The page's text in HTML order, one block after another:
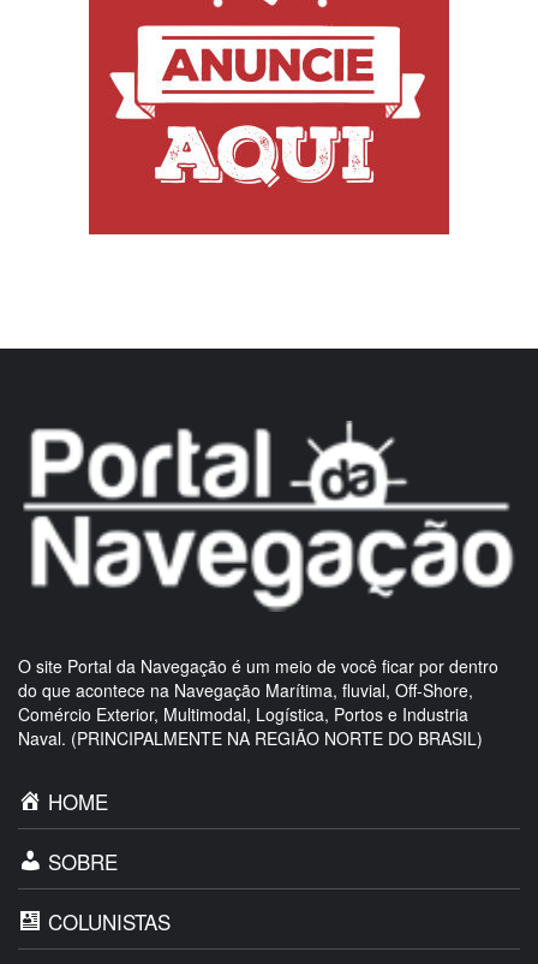
O site Portal da Navegação é um meio de você ficar por dentro
do que acontece na Navegação Marítima, fluvial, Off-Shore,
Comércio Exterior, Multimodal, Logística, Portos e Industria
Naval. (PRINCIPALMENTE NA REGIÃO NORTE DO BRASIL)
HOME
SOBRE
COLUNISTAS